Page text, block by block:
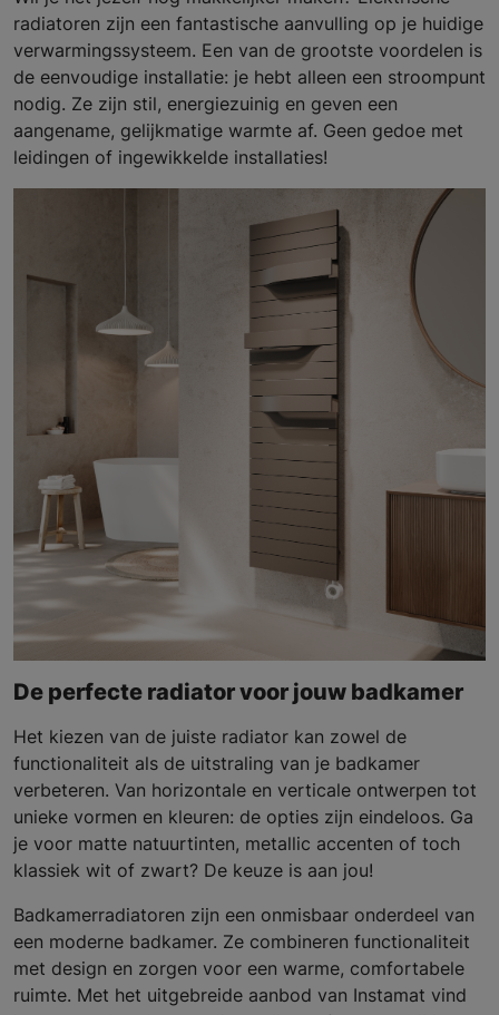
radiatoren zijn een fantastische aanvulling op je huidige
verwarmingssysteem. Een van de grootste voordelen is
de eenvoudige installatie: je hebt alleen een stroompunt
nodig. Ze zijn stil, energiezuinig en geven een
aangename, gelijkmatige warmte af. Geen gedoe met
leidingen of ingewikkelde installaties!
De perfecte radiator voor jouw badkamer
Het kiezen van de juiste radiator kan zowel de
functionaliteit als de uitstraling van je badkamer
verbeteren. Van horizontale en verticale ontwerpen tot
unieke vormen en kleuren: de opties zijn eindeloos. Ga
je voor matte natuurtinten, metallic accenten of toch
klassiek wit of zwart? De keuze is aan jou!
Badkamerradiatoren zijn een onmisbaar onderdeel van
een moderne badkamer. Ze combineren functionaliteit
met design en zorgen voor een warme, comfortabele
ruimte. Met het uitgebreide aanbod van Instamat vind